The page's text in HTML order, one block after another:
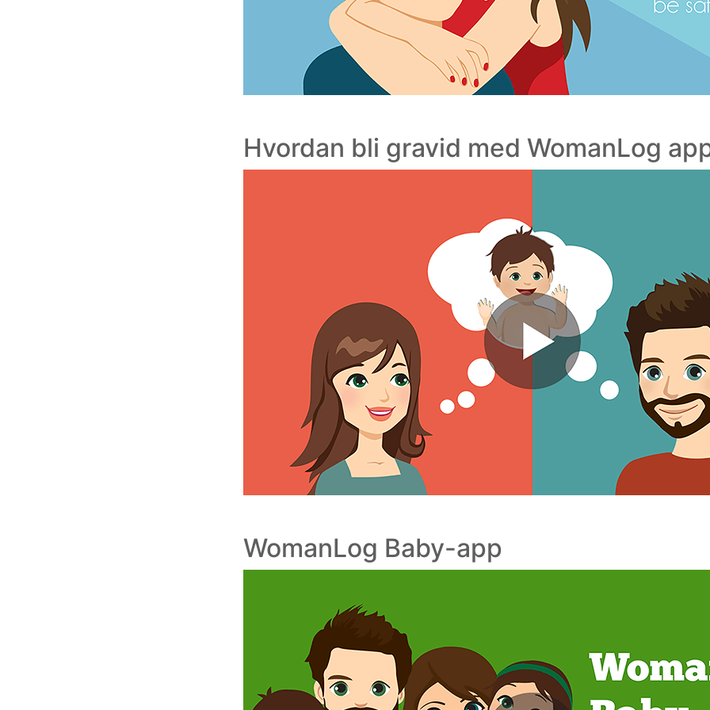
Hvordan bli gravid med WomanLog
WomanLog Baby-app